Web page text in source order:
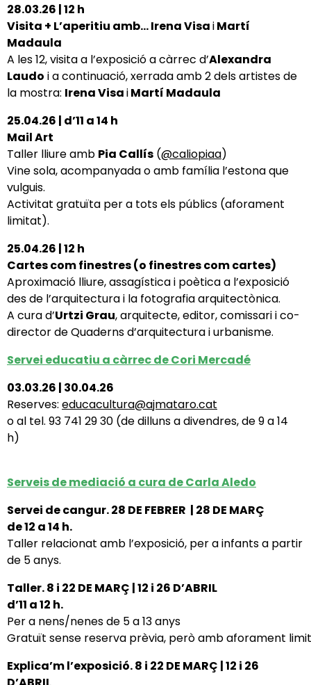
28.03.26 | 12 h
Visita + L’aperitiu amb… Irena VisaiMartí
Madaula
A les 12, visita a l’exposició a càrrec d’Alexandra
Laudo i a continuació, xerrada amb 2 dels artistes de
la mostra: Irena VisaiMartí Madaula
25.04.26 | d’11 a 14 h
Mail Art
Taller lliure amb Pia Callís (@caliopiaa)
Vine sola, acompanyada o amb família l’estona que
vulguis.
Activitat gratuïta per a tots els públics (aforament
limitat).
25.04.26 | 12 h
Cartes com finestres (o finestres com cartes)
Aproximació lliure, assagística i poètica a l’exposició
des de l’arquitectura i la fotografia arquitectònica.
A cura d’Urtzi Grau, arquitecte, editor, comissari i co-
director de Quaderns d’arquitectura i urbanisme.
Servei educatiu a càrrec de Cori Mercadé
03.03.26 | 30.04.26
Reserves: educacultura@ajmataro.cat
o al tel. 93 741 29 30 (de dilluns a divendres, de 9 a 14
h)
Serveis de mediació a cura de Carla Aledo
Servei de cangur.28 DE FEBRER | 28 DE MARÇ
de 12 a 14 h.
Taller relacionat amb l’exposició, per a infants a partir
de 5 anys.
Taller.8 i 22 DE MARÇ | 12 i 26 D’ABRIL
d’11 a 12 h.
Per a nens/nenes de 5 a 13 anys
Gratuït sense reserva prèvia, però amb aforament
Explica’m l’exposició.8 i 22 DE MARÇ | 12 i 26